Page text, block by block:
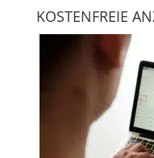
KOSTENFREIE